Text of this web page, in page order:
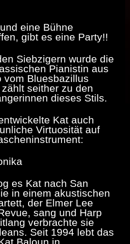
eine Bühne
gibt es eine Party!!
Siebzigern wurde die
Pianistin aus
vom Bluesbazillus
seither zu den
dieses Stils.
Kat auch
Virtuosität auf
es Kat nach San
in einem akustischen
der Elmer Lee
sang und Harp
verbrachte sie
Seit 1994 lebt das
Baloun in